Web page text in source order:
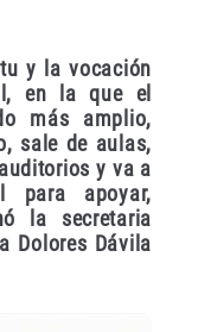
y la vocación
en la que el
más amplio,
sale de aulas,
y va a
para apoyar,
la secretaria
Dolores Dávila